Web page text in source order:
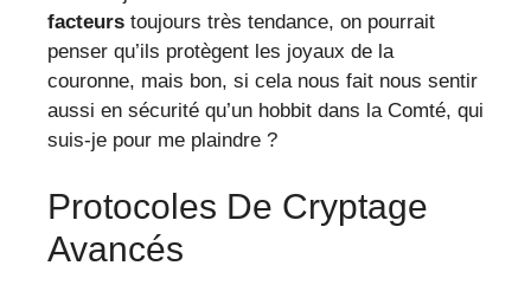
facteurs toujours très tendance, on pourrait
penser qu’ils protègent les joyaux de la
couronne, mais bon, si cela nous fait nous sentir
aussi en sécurité qu’un hobbit dans la Comté, qui
suis-je pour me plaindre ?
Protocoles De Cryptage
Avancés